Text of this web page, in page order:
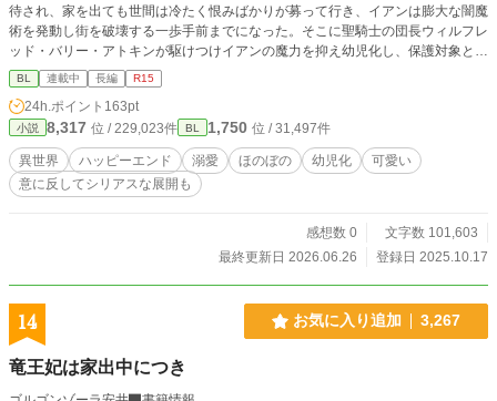
待され、家を出ても世間は冷たく恨みばかりが募って行き、イアンは膨大な闇魔
術を発動し街を破壊する一歩手前までになった。そこに聖騎士の団長ウィルフレ
ッド・バリー・アトキンが駆けつけイアンの魔力を抑え幼児化し、保護対象と
し、家に連れ帰る。 膨大な魔力をもち黒髪、黒い瞳に生まれ蔑まれてきたイア
ンが幼児化し、聖騎士の団長に溺愛され、幸せになるまでの物語。 作中に出て
きますが、イアンは身バレ防止のためルアンと名乗っています。 R15は保険で
す
BL 連載中 長編 R15
24h.ポイント 163pt
小説 8,317 位 / 229,023件 BL 1,750 位 / 31,497件
異世界 ハッピーエンド 溺愛 ほのぼの 幼児化
可愛い
意に反してシリアスな展開も
感想数 0
文字数 101,603
最終更新日 2026.06.26
登録日 2025.10.17
14 お気に入り追加 3,267
竜王妃は家出中につき